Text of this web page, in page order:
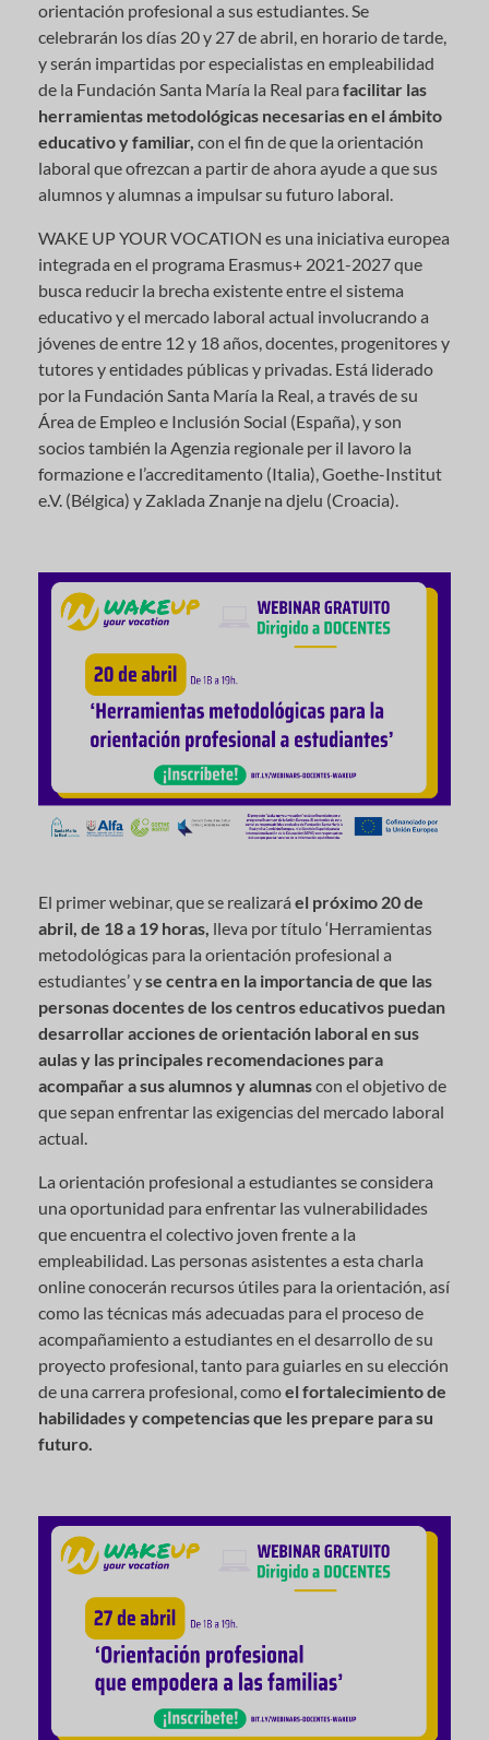
orientación profesional a sus estudiantes. Se
celebrarán los días 20 y 27 de abril, en horario de tarde,
y serán impartidas por especialistas en empleabilidad
de la Fundación Santa María la Real para facilitar las
herramientas metodológicas necesarias en el ámbito
educativo y familiar, con el fin de que la orientación
laboral que ofrezcan a partir de ahora ayude a que sus
alumnos y alumnas a impulsar su futuro laboral.
WAKE UP YOUR VOCATION es una iniciativa europea
integrada en el programa Erasmus+ 2021-2027 que
busca reducir la brecha existente entre el sistema
educativo y el mercado laboral actual involucrando a
jóvenes de entre 12 y 18 años, docentes, progenitores y
tutores y entidades públicas y privadas. Está liderado
por la Fundación Santa María la Real, a través de su
Área de Empleo e Inclusión Social (España), y son
socios también la Agenzia regionale per il lavoro la
formazione e l’accreditamento (Italia), Goethe-Institut
e.V. (Bélgica) y Zaklada Znanje na djelu (Croacia).
El primer webinar, que se realizará el próximo 20 de
abril, de 18 a 19 horas, lleva por título ‘Herramientas
metodológicas para la orientación profesional a
estudiantes’ yse centra en la importancia de que las
personas docentes de los centros educativos puedan
desarrollar acciones de orientación laboral en sus
aulas y las principales recomendaciones para
acompañar a sus alumnos y alumnascon el objetivo de
que sepan enfrentar las exigencias del mercado laboral
actual.
La orientación profesional a estudiantes se considera
una oportunidad para enfrentar las vulnerabilidades
que encuentra el colectivo joven frente a la
empleabilidad. Las personas asistentes a esta charla
online conocerán recursos útiles para la orientación, así
como las técnicas más adecuadas para el proceso de
acompañamiento a estudiantes en el desarrollo de su
proyecto profesional, tanto para guiarles en su elección
de una carrera profesional, comoel fortalecimiento de
habilidades y competencias que les prepare para su
futuro.